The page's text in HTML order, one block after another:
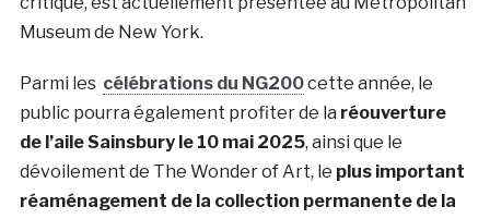
Museum de New York.
Parmi les célébrations du NG200cette année, le
public pourra également profiter de la réouverture
de l’aile Sainsbury le 10 mai 2025, ainsi que le
dévoilement de The Wonder of Art, le plus important
réaménagement de la collection permanente de la